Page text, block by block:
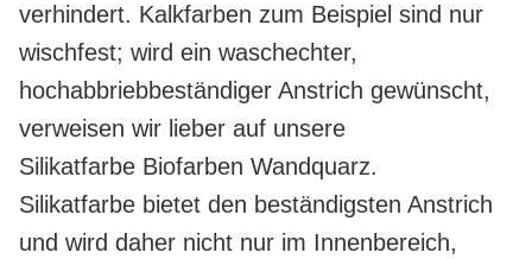
verhindert. Kalkfarben zum Beispiel sind nur
wischfest; wird ein waschechter,
hochabbriebbeständiger Anstrich gewünscht,
verweisen wir lieber auf unsere
Silikatfarbe Biofarben Wandquarz.
Silikatfarbe bietet den beständigsten Anstrich
und wird daher nicht nur im Innenbereich,